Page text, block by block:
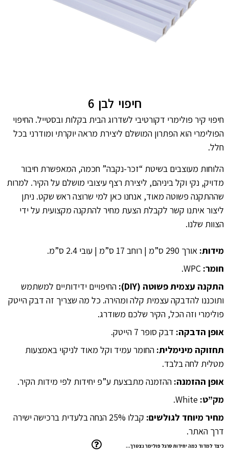
חיפוי לבן 6
חיפוי קיר פולימרי דקורטיבי לשדרוג הבית בקלות ובסטייל. החיפוי
הפולימרי הוא הפתרון המושלם ליצירת מראה יוקרתי ומודרני בכל
חלל.
הלוחות מעוצבים בשיטת “זכר-נקבה” חכמה, המאפשרת חיבור
מדויק, נקי וקל ביניהם, ליצירת רצף עיצובי מושלם על הקיר. למרות
שההתקנה פשוטה מאוד, אנחנו כאן למי שרוצה ראש שקט. ניתן
ליצור איתנו קשר לקבלת הצעת מחיר להתקנה מקצועית על ידי
הצוות שלנו.
מידות: אורך 290 ס”מ | רוחב 17 ס”מ | עובי 2.4 ס”מ.
חומר:
התקנה עצמית פשוטה (DIY):
החיפויים ידידותיים למשתמש
ותוכננו להדבקה עצמית קלה ומהירה. כל מה שצריך זה דבק הייטק
פולימרי וזה הכל, הקיר שלכם משודרג.
אופן הדבקה: דבק סופר 7 הייטק.
תחזוקה מינימלית: החומר עמיד וקל מאוד לניקוי באמצעות
מטלית לחה בלבד.
אופן ההזמנה: ההזמנה מתבצעת ע”פ יחידות לפי מידות הקיר.
מק”ט:
מחיר מיוחד לגולשים:
קבלו 25% הנחה בלעדית ברכישה ישירה
דרך האתר.
כיצד למדוד כמה יחידות סרגל פולימר נצטרך…